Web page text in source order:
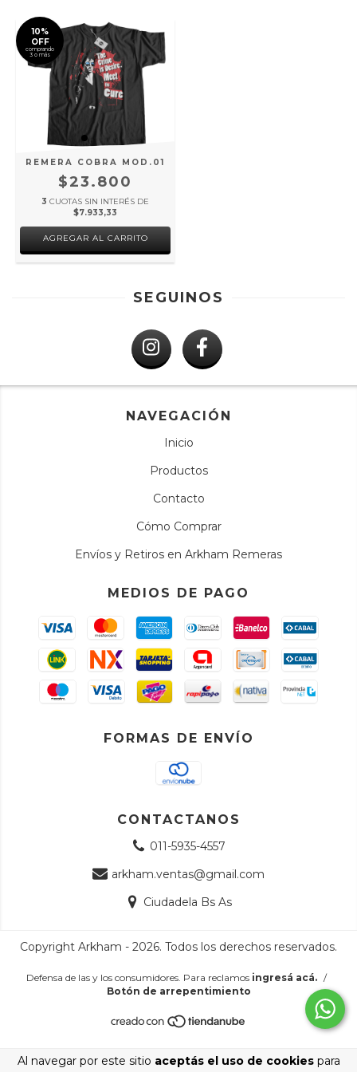
Al navegar por este sitio aceptás el uso de cookiespara
10%
OFF
comprando
3 o más
REMERA COBRA MOD.01
$23.800
3 CUOTAS SIN INTERÉS DE
$7.933,33
AGREGAR AL CARRITO
SEGUINOS
NAVEGACIÓN
Inicio
Productos
Contacto
Cómo Comprar
Envíos y Retiros en Arkham Remeras
MEDIOS DE PAGO
FORMAS DE ENVÍO
CONTACTANOS
011-5935-4557
arkham.ventas@gmail.com
Ciudadela Bs As
Copyright Arkham - 2026. Todos los derechos reservados.
Defensa de las y los consumidores. Para reclamos ingresá acá. /
Botón de arrepentimiento